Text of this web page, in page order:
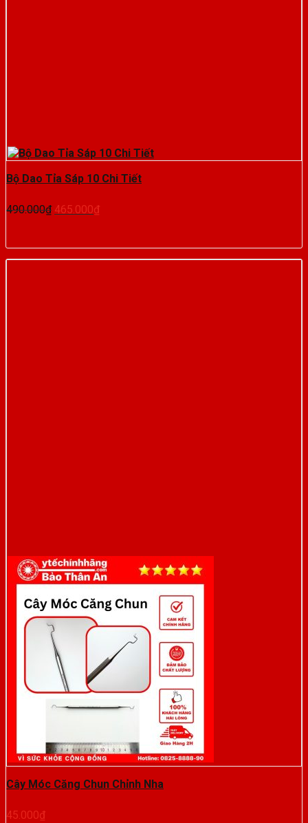
Bộ Dao Tỉa Sáp 10 Chi Tiết
490.000₫ Giá
490.000₫.
465.000₫Giá
là:
465.000₫.
Cây Móc Căng Chun Chỉnh Nha
45.000₫